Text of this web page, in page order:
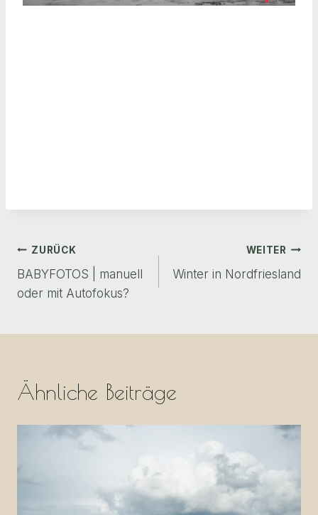
Beitragsnavigation
ZURÜCK
BABYFOTOS | manuell
oder mit Autofokus?
WEITER
Winter in Nordfriesland
Ähnliche Beiträge